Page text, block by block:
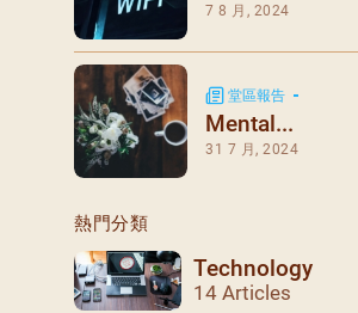
7 8 月, 2024
堂區報告
Mental...
31 7 月, 2024
熱門分類
Technology
14 Articles